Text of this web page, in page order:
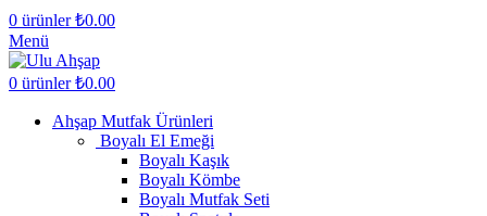
0 ürünler ₺0.00
Menü
0 ürünler ₺0.00
Ahşap Mutfak Ürünleri
Boyalı El Emeği
Boyalı Kaşık
Boyalı Kömbe
Boyalı Mutfak Seti